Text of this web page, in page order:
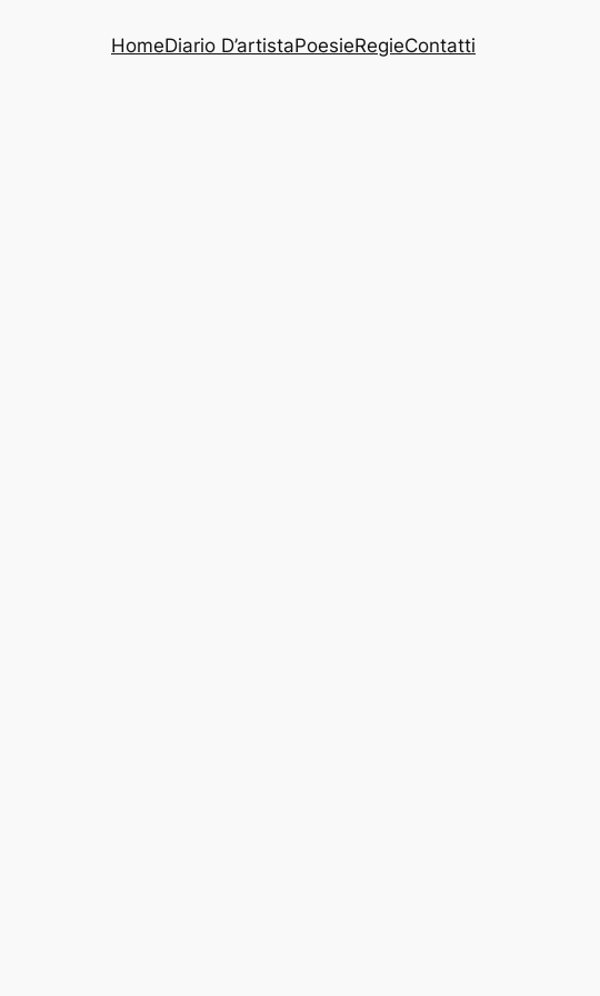
HomeDiario D’artistaPoesieRegieContatti